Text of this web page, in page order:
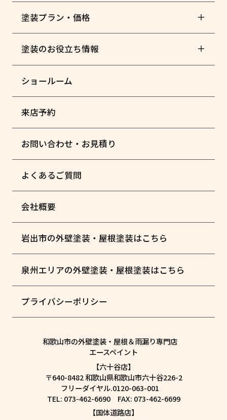
塗装プラン・価格
塗装のお役立ち情報
ショールーム
来店予約
お問い合わせ・お見積り
よくあるご質問
会社概要
岩出市の外壁塗装・屋根塗装はこちら
泉州エリアの外壁塗装・屋根塗装はこちら
プライバシーポリシー
和歌山市の外壁塗装・屋根＆雨漏り専門店
エースペイント
【六十谷店】
〒640-8482 和歌山県和歌山市六十谷226-2
フリーダイヤル.0120-063-001
TEL: 073-462-6690 FAX: 073-462-6699
【国体道路店】